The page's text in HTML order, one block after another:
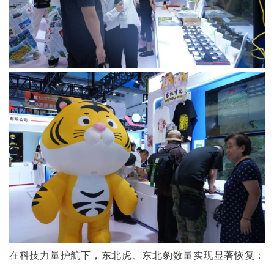
在科技力量护航下，东北虎、东北豹数量实现显著恢复：